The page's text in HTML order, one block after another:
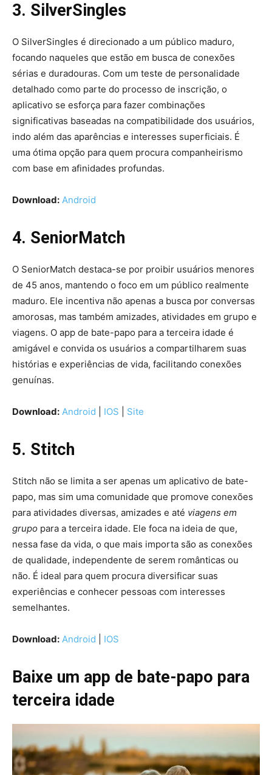
3. SilverSingles
O SilverSingles é direcionado a um público maduro,
focando naqueles que estão em busca de conexões
sérias e duradouras. Com um teste de personalidade
detalhado como parte do processo de inscrição, o
aplicativo se esforça para fazer combinações
significativas baseadas na compatibilidade dos usuários,
indo além das aparências e interesses superficiais. É
uma ótima opção para quem procura companheirismo
com base em afinidades profundas.
Download: Android
4. SeniorMatch
O SeniorMatch destaca-se por proibir usuários menores
de 45 anos, mantendo o foco em um público realmente
maduro. Ele incentiva não apenas a busca por conversas
amorosas, mas também amizades, atividades em grupo e
viagens. O app de bate-papo para a terceira idade é
amigável e convida os usuários a compartilharem suas
histórias e experiências de vida, facilitando conexões
genuínas.
Download: Android IOS Site
5. Stitch
Stitch não se limita a ser apenas um aplicativo de bate-
papo, mas sim uma comunidade que promove conexões
para atividades diversas, amizades e até viagens em
grupo para a terceira idade. Ele foca na ideia de que,
nessa fase da vida, o que mais importa são as conexões
de qualidade, independente de serem românticas ou
não. É ideal para quem procura diversificar suas
experiências e conhecer pessoas com interesses
semelhantes.
Download: Android IOS
Baixe um app de bate-papo para
terceira idade